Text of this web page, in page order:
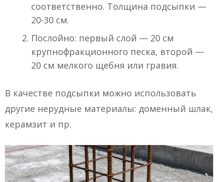
соответственно. Толщина подсыпки —
20-30 см.
Послойно: первый слой — 20 см
крупнофракционного песка, второй —
20 см мелкого щебня или гравия.
В качестве подсыпки можно использовать
другие нерудные материалы: доменный шлак,
керамзит и пр.